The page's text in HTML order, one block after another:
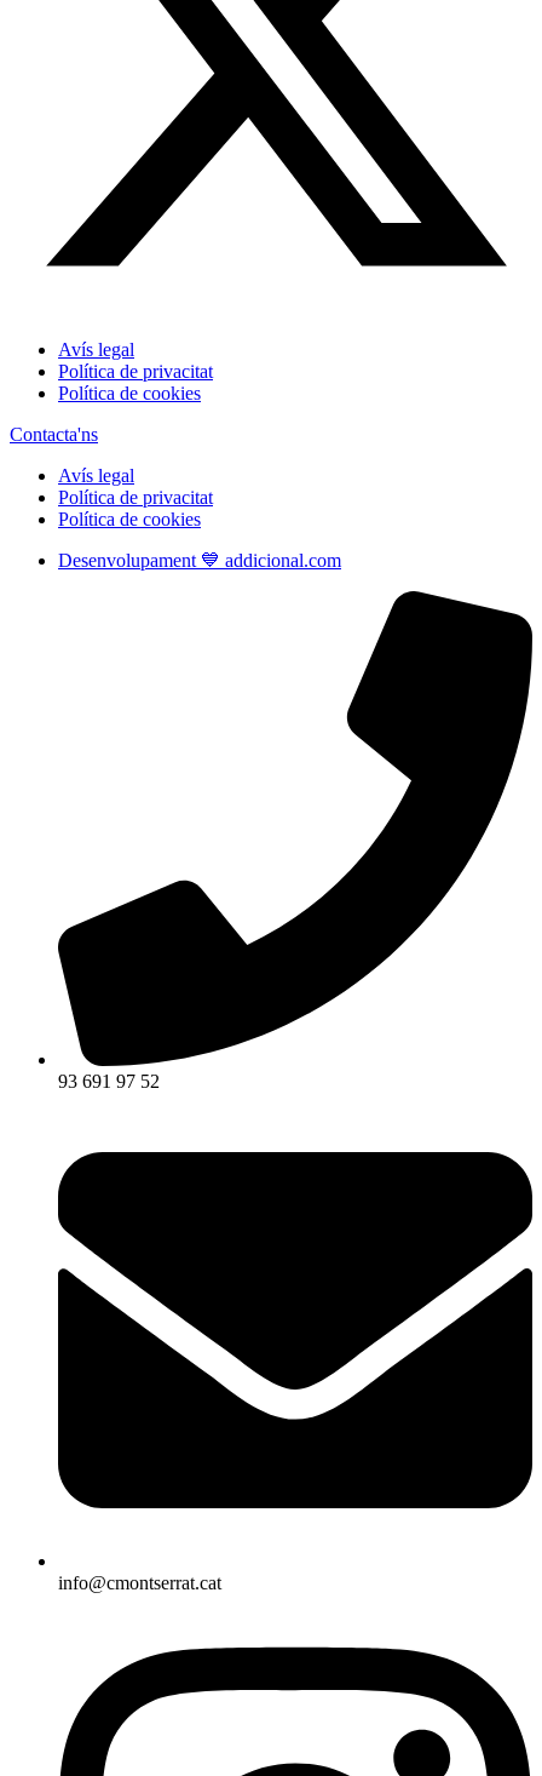
Avís legal
Política de privacitat
Política de cookies
Contacta'ns
Avís legal
Política de privacitat
Política de cookies
Desenvolupament 💙 addicional.com
93 691 97 52
info@cmontserrat.cat